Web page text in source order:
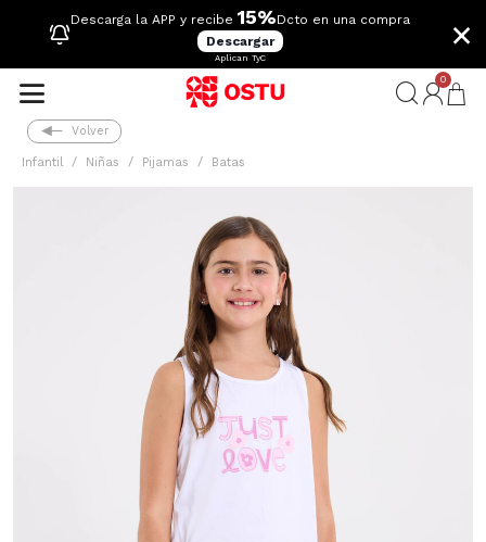
Descarga la APP y recibe 15%Dcto en una compra
Descargar
Aplican TyC
×
0
Volver
Infantil Niñas Pijamas Batas